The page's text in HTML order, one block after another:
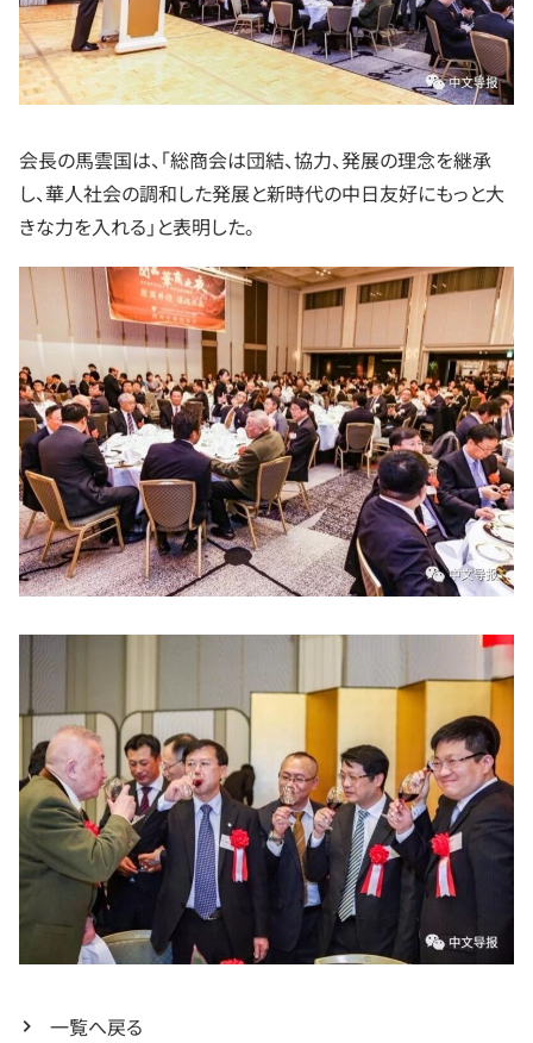
会長の馬雲国は、「総商会は団結、協力、発展の理念を継承
し、華人社会の調和した発展と新時代の中日友好にもっと大
きな力を入れる」と表明した。
一覧へ戻る